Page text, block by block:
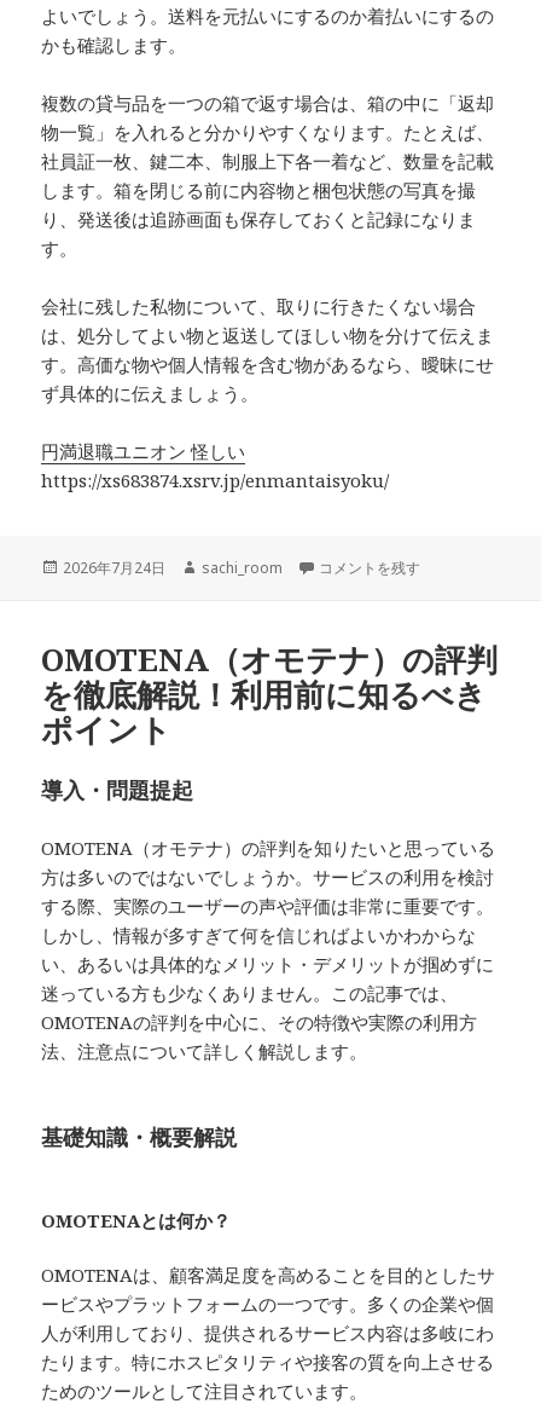
よいでしょう。送料を元払いにするのか着払いにするの
かも確認します。
複数の貸与品を一つの箱で返す場合は、箱の中に「返却
物一覧」を入れると分かりやすくなります。たとえば、
社員証一枚、鍵二本、制服上下各一着など、数量を記載
します。箱を閉じる前に内容物と梱包状態の写真を撮
り、発送後は追跡画面も保存しておくと記録になりま
す。
会社に残した私物について、取りに行きたくない場合
は、処分してよい物と返送してほしい物を分けて伝えま
す。高価な物や個人情報を含む物があるなら、曖昧にせ
ず具体的に伝えましょう。
円満退職ユニオン 怪しい
https://xs683874.xsrv.jp/enmantaisyoku/
投
2026年7月24日
作
sachi_room 退職代行を利用したときの貸与
コメントを残す
OMOTENA（オモテナ）の評判
を徹底解説！利用前に知るべき
ポイント
導入・問題提起
OMOTENA（オモテナ）の評判を知りたいと思っている
方は多いのではないでしょうか。サービスの利用を検討
する際、実際のユーザーの声や評価は非常に重要です。
しかし、情報が多すぎて何を信じればよいかわからな
い、あるいは具体的なメリット・デメリットが掴めずに
迷っている方も少なくありません。この記事では、
OMOTENAの評判を中心に、その特徴や実際の利用方
法、注意点について詳しく解説します。
基礎知識・概要解説
OMOTENAとは何か？
OMOTENAは、顧客満足度を高めることを目的としたサ
ービスやプラットフォームの一つです。多くの企業や個
人が利用しており、提供されるサービス内容は多岐にわ
たります。特にホスピタリティや接客の質を向上させる
ためのツールとして注目されています。